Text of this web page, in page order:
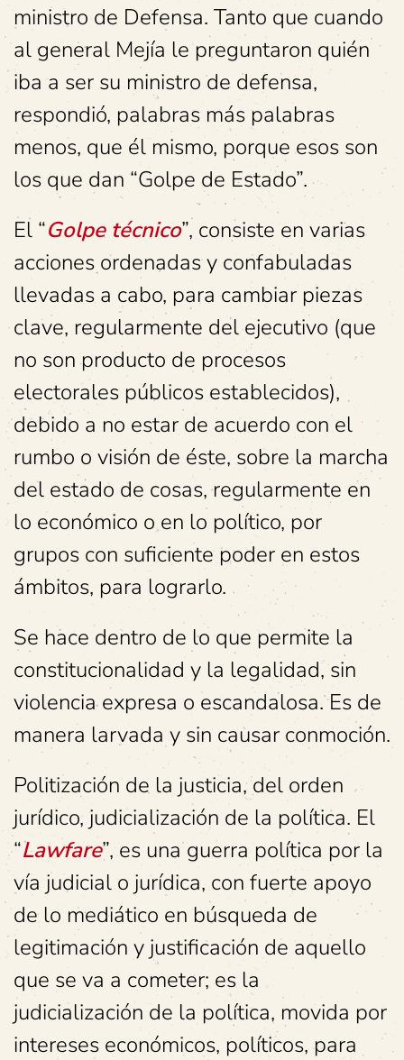
ministro de Defensa. Tanto que cuando
al general Mejía le preguntaron quién
iba a ser su ministro de defensa,
respondió, palabras más palabras
menos, que él mismo, porque esos son
los que dan “Golpe de Estado”.
El “Golpe técnico”, consiste en varias
acciones ordenadas y confabuladas
llevadas a cabo, para cambiar piezas
clave, regularmente del ejecutivo (que
no son producto de procesos
electorales públicos establecidos),
debido a no estar de acuerdo con el
rumbo o visión de éste, sobre la marcha
del estado de cosas, regularmente en
lo económico o en lo político, por
grupos con suficiente poder en estos
ámbitos, para lograrlo.
Se hace dentro de lo que permite la
constitucionalidad y la legalidad, sin
violencia expresa o escandalosa. Es de
manera larvada y sin causar conmoción.
Politización de la justicia, del orden
jurídico, judicialización de la política. El
“Lawfare”, es una guerra política por la
vía judicial o jurídica, con fuerte apoyo
de lo mediático en búsqueda de
legitimación y justificación de aquello
que se va a cometer; es la
judicialización de la política, movida por
intereses económicos, políticos, para